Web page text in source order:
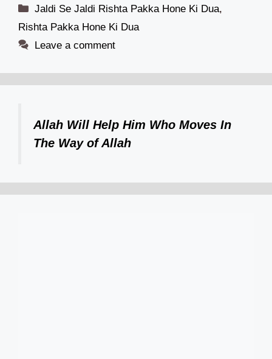
Categories
Jaldi Se Jaldi Rishta Pakka Hone Ki Dua,
Rishta Pakka Hone Ki Dua
Leave a comment
Allah Will Help Him Who Moves In
The Way of Allah